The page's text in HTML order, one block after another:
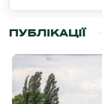
ПУБЛІКАЦІЇ